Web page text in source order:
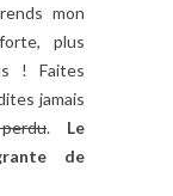
mon
plus
! Faites
jamais
. Le
de